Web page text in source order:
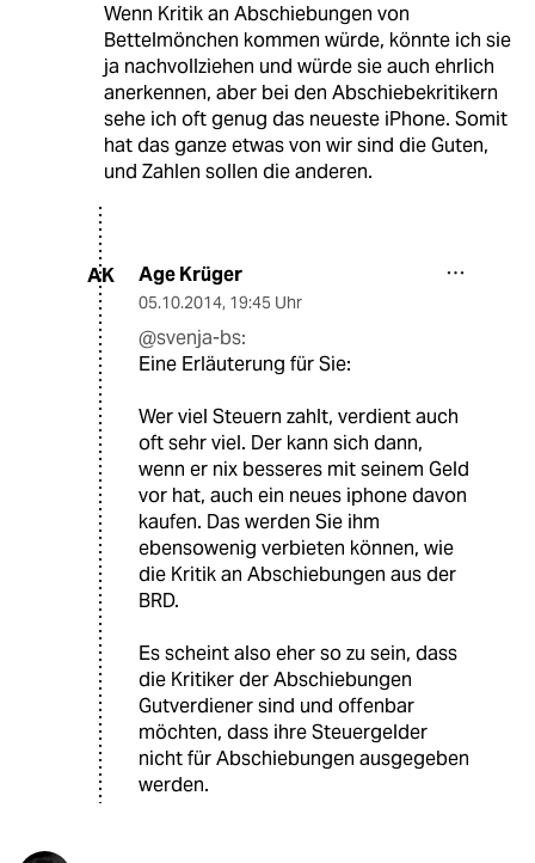
Wenn Kritik an Abschiebungen von
Bettelmönchen kommen würde, könnte ich sie
ja nachvollziehen und würde sie auch ehrlich
anerkennen, aber bei den Abschiebekritikern
sehe ich oft genug das neueste iPhone. Somit
hat das ganze etwas von wir sind die Guten,
und Zahlen sollen die anderen.
AK Age Krüger
05.10.2014, 19:45 Uhr
@svenja-bs:
Eine Erläuterung für Sie:
Wer viel Steuern zahlt, verdient auch
oft sehr viel. Der kann sich dann,
wenn er nix besseres mit seinem Geld
vor hat, auch ein neues iphone davon
kaufen. Das werden Sie ihm
ebensowenig verbieten können, wie
die Kritik an Abschiebungen aus der
BRD.
Es scheint also eher so zu sein, dass
die Kritiker der Abschiebungen
Gutverdiener sind und offenbar
möchten, dass ihre Steuergelder
nicht für Abschiebungen ausgegeben
werden.